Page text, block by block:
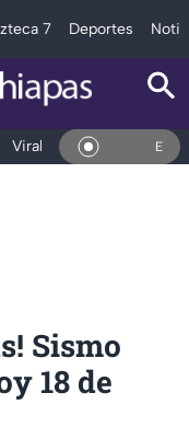
7 Deportes
Viral y Tendencia En Vivo
Sismo
18 de